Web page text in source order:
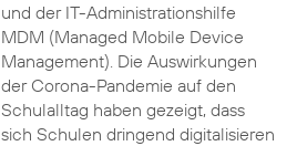
und der IT-Administrationshilfe
MDM (Managed Mobile Device
Management). Die Auswirkungen
der Corona-Pandemie auf den
Schulalltag haben gezeigt, dass
sich Schulen dringend digitalisieren